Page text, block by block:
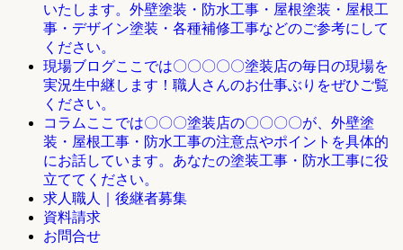
いたします。外壁塗装・防水工事・屋根塗装・屋根工
事・デザイン塗装・各種補修工事などのご参考にして
ください。
現場ブログここでは〇〇〇〇〇塗装店の毎日の現場を
実況生中継します！職人さんのお仕事ぶりをぜひご覧
ください。
コラム ここでは〇〇〇塗装店の〇〇〇〇が、外壁塗
装・屋根工事・防水工事の注意点やポイントを具体的
にお話しています。あなたの塗装工事・防水工事に役
立ててください。
求人職人｜後継者募集
資料請求
お問合せ